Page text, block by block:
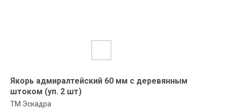
Якорь адмиралтейский 60 мм с деревянным
штоком (уп. 2 шт)
ТМ Эскадра